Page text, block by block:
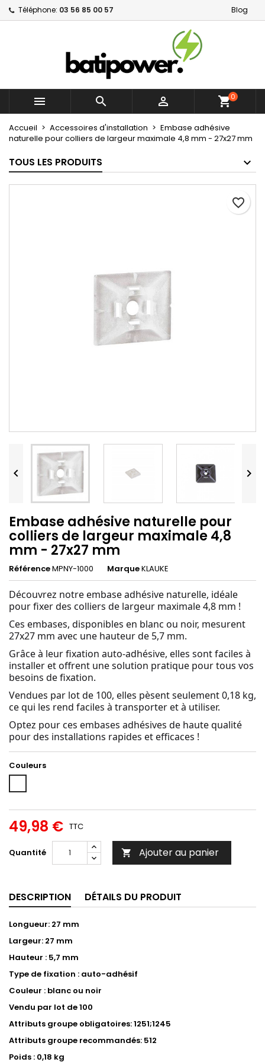
Téléphone: 03 56 85 00 57 Blog
   shopping_cart0
Accueil Accessoires d'installation
Embase adhésive
naturelle pour colliers de largeur maximale 4,8 mm - 27x27 mm
TOUS LES PRODUITS
favorite_border
 
Embase adhésive naturelle pour
colliers de largeur maximale 4,8
mm - 27x27 mm
RéférenceMPNY-1000 MarqueKLAUKE
Découvrez notre embase adhésive naturelle, idéale
pour fixer des colliers de largeur maximale 4,8 mm !
Ces embases, disponibles en blanc ou noir, mesurent
27x27 mm avec une hauteur de 5,7 mm.
Grâce à leur fixation auto-adhésive, elles sont faciles à
installer et offrent une solution pratique pour tous vos
besoins de fixation.
Vendues par lot de 100, elles pèsent seulement 0,18 kg,
ce qui les rend faciles à transporter et à utiliser.
Optez pour ces embases adhésives de haute qualité
pour des installations rapides et efficaces !
Couleurs
49,98 € TTC
Quantité  Ajouter au panier
DESCRIPTION DÉTAILS DU PRODUIT
Longueur: 27 mm
Largeur: 27 mm
Hauteur : 5,7 mm
Type de fixation : auto-adhésif
Couleur : blanc ou noir
Vendu par lot de 100
Attributs groupe obligatoires: 1251;1245
Attributs groupe recommandés: 512
Poids : 0,18 kg
Mes listes d'envies ×
Créer une nouvelle liste
Créer une liste d'envies ×
Nom de la liste d'envies
Annuler Créer une liste d'envies
Connexion ×
Vous devez être connecté pour ajouter des produits
à votre liste d'envies.
Annuler Connexion